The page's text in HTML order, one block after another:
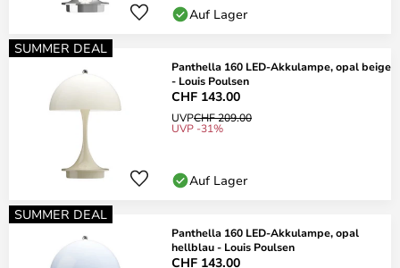
Auf Lager
SUMMER DEAL
Panthella 160 LED-Akkulampe, opal beige
- Louis Poulsen
CHF 143.00
UVPCHF 209.00
UVP -31%
Auf Lager
SUMMER DEAL
Panthella 160 LED-Akkulampe, opal
hellblau - Louis Poulsen
CHF 143.00